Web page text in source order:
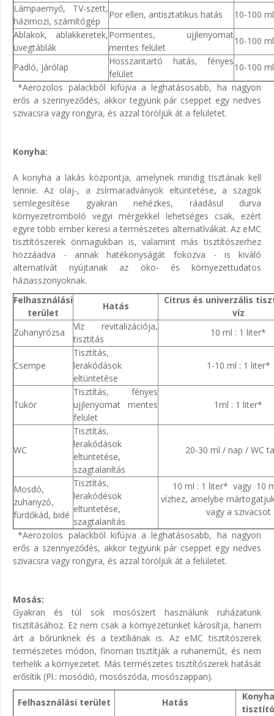
Lámpaernyő, TV-szett,
házimozi, számítógép
Por ellen, antisztatikus hatás
10-100
Ablakok, ablakkeretek,
üvegtáblák
Pormentes, ujjlenyomat
mentes felület
10-100
Padló, járólap
Hosszantartó hatás, fényes
felület
10-100
*Aerozolos palackból kifújva a leghatásosabb, ha nagyon
erős a szennyeződés, akkor tegyünk pár cseppet egy nedves
szivacsra vagy rongyra, és azzal töröljük át a felületet.
Konyha:
A konyha a lakás központja, amelynek mindig tisztának kell
lennie. Az olaj-, a zsírmaradványok eltüntetése, a szagok
semlegesítése gyakran nehézkes, ráadásul durva
környezetromboló vegyi mérgekkel lehetséges csak, ezért
egyre több ember keresi a természetes alternatívákat. Az eMC
tisztítószerek önmagukban is, valamint más tisztítószerhez
hozzáadva - annak hatékonyságát fokozva - is kiváló
alternatívát nyújtanak az öko- és környezettudatos
háziasszonyoknak.
Felhasználási
terület
Hatás
Citrus és univerzális
víz
Zuhanyrózsa
Víz revitalizációja,
tisztítás
10 ml : 1 liter*
Csempe
Tisztítás,
lerakódások
eltüntetése
1-10 ml : 1 liter*
Tükör
Tisztítás, fényes
ujjlenyomat mentes
felület
1ml : 1 liter*
WC
Tisztítás,
lerakódások
eltüntetése,
szagtalanítás
20-30 ml / nap / WC
Mosdó,
zuhanyzó,
fürdőkád, bidé
Tisztítás,
lerakódésok
eltüntetése,
szagtalanítás
10 ml : 1 liter* vagy 10
vízhez, amelybe
vagy a szivacsot
*Aerozolos palackból kifújva a leghatásosabb, ha nagyon
erős a szennyeződés, akkor tegyünk pár cseppet egy nedves
szivacsra vagy rongyra, és azzal töröljük át a felületet.
Mosás:
Gyakran és túl sok mosószert használunk ruházatunk
tisztításához. Ez nem csak a környezetünket károsítja, hanem
árt a bőrünknek és a textíliának is. Az eMC tisztítószerek
természetes módon, finoman tisztítják a ruhaneműt, és nem
terhelik a környezetet. Más természetes tisztítószerek hatását
erősítik (Pl.: mosódió, mosószóda, mosószappan).
Felhasználási terület Hatás